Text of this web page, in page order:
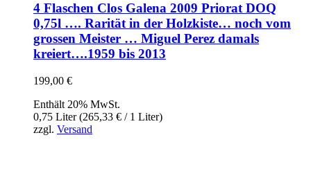
4 Flaschen Clos Galena 2009 Priorat DOQ
0,75l …. Rarität in der Holzkiste… noch vom
grossen Meister … Miguel Perez damals
kreiert….1959 bis 2013
199,00 €
Enthält 20% MwSt.
0,75 Liter (265,33 € / 1 Liter)
zzgl. Versand